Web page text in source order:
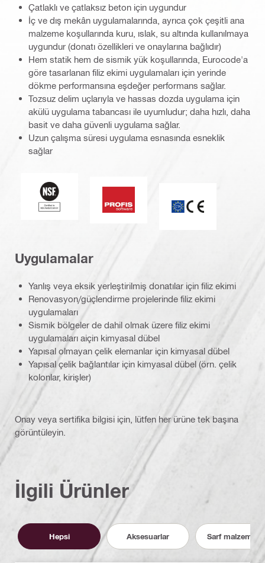
Çatlaklı ve çatlaksız beton için uygundur
İç ve dış mekân uygulamalarında, ayrıca çok çeşitli ana
malzeme koşullarında kuru, ıslak, su altında kullanılmaya
uygundur (donatı özellikleri ve onaylarına bağlıdır)
Hem statik hem de sismik yük koşullarında, Eurocode'a
göre tasarlanan filiz ekimi uygulamaları için yerinde
dökme performansına eşdeğer performans sağlar.
Tozsuz delim uçlarıyla ve hassas dozda uygulama için
akülü uygulama tabancası ile uyumludur; daha hızlı, daha
basit ve daha güvenli uygulama sağlar.
Uzun çalışma süresi uygulama esnasında esneklik
sağlar
National Sanitation Foundation
PROFIS Yazılımı
Uygulamalar
Yanlış veya eksik yerleştirilmiş donatılar için filiz ekimi
Renovasyon/güçlendirme projelerinde filiz ekimi
uygulamaları
Sismik bölgeler de dahil olmak üzere filiz ekimi
uygulamaları aiçin kimyasal dübel
Yapısal olmayan çelik elemanlar için kimyasal dübel
Yapısal çelik bağlantılar için kimyasal dübel (örn. çelik
kolonlar, kirişler)
Onay veya sertifika bilgisi için, lütfen her ürüne tek başına
görüntüleyin.
İlgili Ürünler
Hepsi Aksesuarlar Sarf